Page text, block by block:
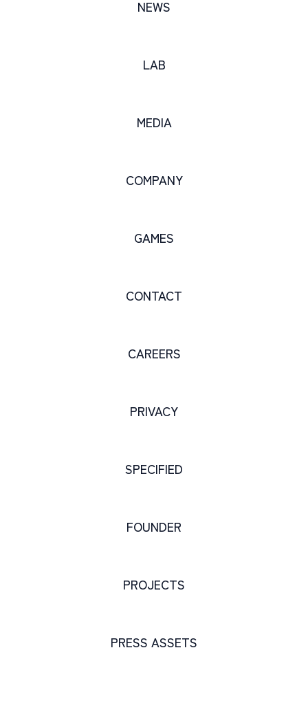
NEWS
LAB
MEDIA
COMPANY
GAMES
CONTACT
CAREERS
PRIVACY
SPECIFIED
FOUNDER
PROJECTS
PRESS ASSETS